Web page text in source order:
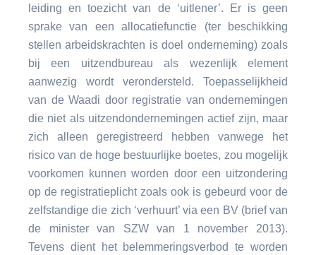
leiding en toezicht van de ‘uitlener’. Er is geen
sprake van een allocatiefunctie (ter beschikking
stellen arbeidskrachten is doel onderneming) zoals
bij een uitzendbureau als wezenlijk element
aanwezig wordt verondersteld. Toepasselijkheid
van de Waadi door registratie van ondernemingen
die niet als uitzendondernemingen actief zijn, maar
zich alleen geregistreerd hebben vanwege het
risico van de hoge bestuurlijke boetes, zou mogelijk
voorkomen kunnen worden door een uitzondering
op de registratieplicht zoals ook is gebeurd voor de
zelfstandige die zich ‘verhuurt’ via een BV (brief van
de minister van SZW van 1 november 2013).
Tevens dient het belemmeringsverbod te worden